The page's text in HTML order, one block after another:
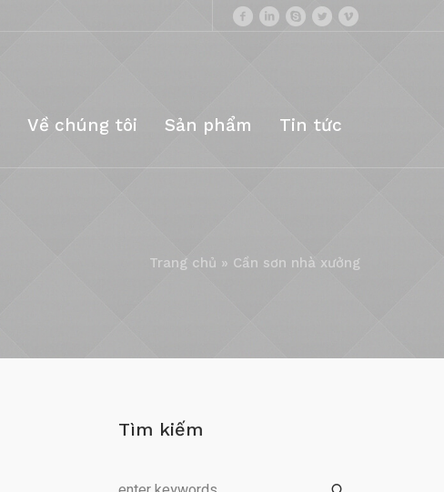
Về chúng tôi Sản phẩm Tin tức
Trang chủ » Cần sơn nhà xưởng
Tìm kiếm